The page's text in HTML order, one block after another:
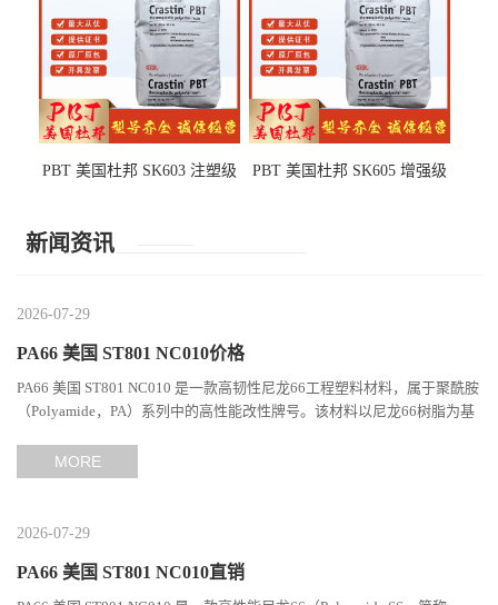
PBT 美国杜邦 SK603 注塑级
PBT 美国杜邦 SK605 增强级
新闻资讯
2026-07-29
PA66 美国 ST801 NC010价格
PA66 美国 ST801 NC010 是一款高韧性尼龙66工程塑料材料，属于聚酰胺
（Polyamide，PA）系列中的高性能改性牌号。该材料以尼龙66树脂为基
MORE
2026-07-29
PA66 美国 ST801 NC010直销